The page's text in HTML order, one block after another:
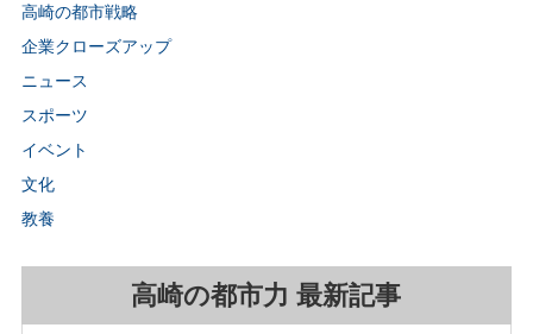
高崎の都市戦略
企業クローズアップ
ニュース
スポーツ
イベント
文化
教養
高崎の都市力 最新記事